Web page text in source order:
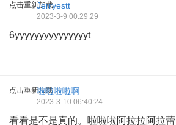
点击重新加载Jerryestt
2023-3-9 00:29:29
6yyyyyyyyyyyyyyyt
点击重新加载啦啦啦啦啊
2023-3-10 06:40:24
看看是不是真的。啦啦啦阿拉拉阿拉蕾